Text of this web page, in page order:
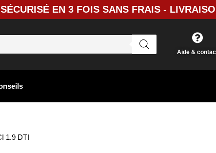
EN 3 FOIS SANS FRAIS -
Aide &
1.9 DTI